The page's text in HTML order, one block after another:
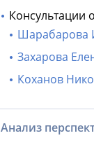
Консультации
Шарабарова
Захарова
Коханов
Анализ